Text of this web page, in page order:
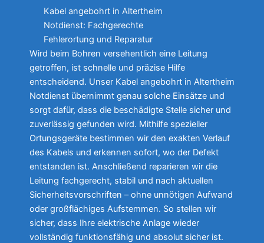
Kabel angebohrt in Altertheim
Notdienst: Fachgerechte
Fehlerortung und Reparatur
Wird beim Bohren versehentlich eine Leitung
getroffen, ist schnelle und präzise Hilfe
entscheidend. Unser Kabel angebohrt in Altertheim
Notdienst übernimmt genau solche Einsätze und
sorgt dafür, dass die beschädigte Stelle sicher und
zuverlässig gefunden wird. Mithilfe spezieller
Ortungsgeräte bestimmen wir den exakten Verlauf
des Kabels und erkennen sofort, wo der Defekt
entstanden ist. Anschließend reparieren wir die
Leitung fachgerecht, stabil und nach aktuellen
Sicherheitsvorschriften – ohne unnötigen Aufwand
oder großflächiges Aufstemmen. So stellen wir
sicher, dass Ihre elektrische Anlage wieder
vollständig funktionsfähig und absolut sicher ist.